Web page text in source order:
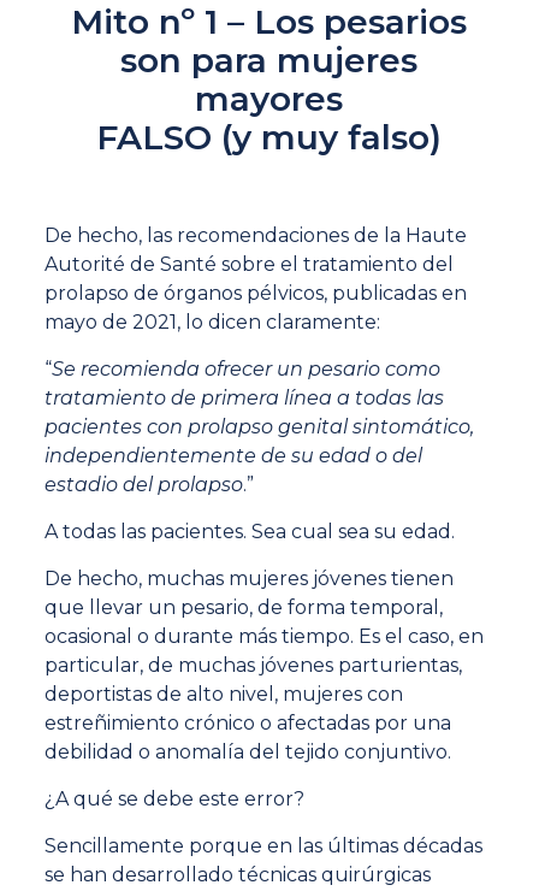
Mito nº 1 – Los pesarios
son para mujeres
mayores
FALSO (y muy falso)
De hecho, las recomendaciones de la Haute
Autorité de Santé sobre el tratamiento del
prolapso de órganos pélvicos, publicadas en
mayo de 2021, lo dicen claramente:
“Se recomienda ofrecer un pesario como
tratamiento de primera línea a todas las
pacientes con prolapso genital sintomático,
independientemente de su edad o del
estadio del prolapso.”
A todas las pacientes. Sea cual sea su edad.
De hecho, muchas mujeres jóvenes tienen
que llevar un pesario, de forma temporal,
ocasional o durante más tiempo. Es el caso, en
particular, de muchas jóvenes parturientas,
deportistas de alto nivel, mujeres con
estreñimiento crónico o afectadas por una
debilidad o anomalía del tejido conjuntivo.
¿A qué se debe este error?
Sencillamente porque en las últimas décadas
se han desarrollado técnicas quirúrgicas